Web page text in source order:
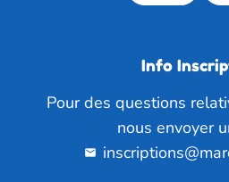
Info
Pour des questions
nous envoyer